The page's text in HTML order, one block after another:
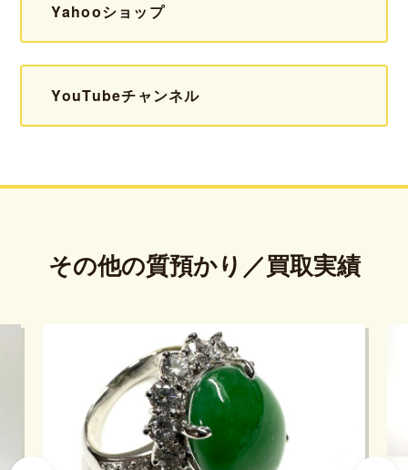
Yahooショップ
YouTubeチャンネル
その他の質預かり／買取実績